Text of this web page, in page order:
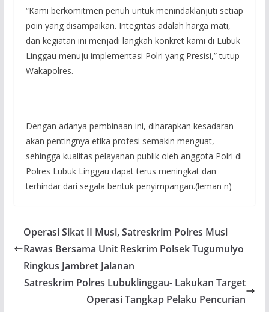
“Kami berkomitmen penuh untuk menindaklanjuti setiap
poin yang disampaikan. Integritas adalah harga mati,
dan kegiatan ini menjadi langkah konkret kami di Lubuk
Linggau menuju implementasi Polri yang Presisi,” tutup
Wakapolres.
Dengan adanya pembinaan ini, diharapkan kesadaran
akan pentingnya etika profesi semakin menguat,
sehingga kualitas pelayanan publik oleh anggota Polri di
Polres Lubuk Linggau dapat terus meningkat dan
terhindar dari segala bentuk penyimpangan.(leman n)
Operasi Sikat II Musi, Satreskrim Polres Musi
Rawas Bersama Unit Reskrim Polsek Tugumulyo
Ringkus Jambret Jalanan
Satreskrim Polres Lubuklinggau- Lakukan Target
Operasi Tangkap Pelaku Pencurian